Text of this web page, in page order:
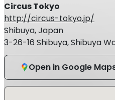
Circus Tokyo
http://circus-tokyo.jp/
Shibuya, Japan
3-26-16 Shibuya, Shibuya
Open in Google